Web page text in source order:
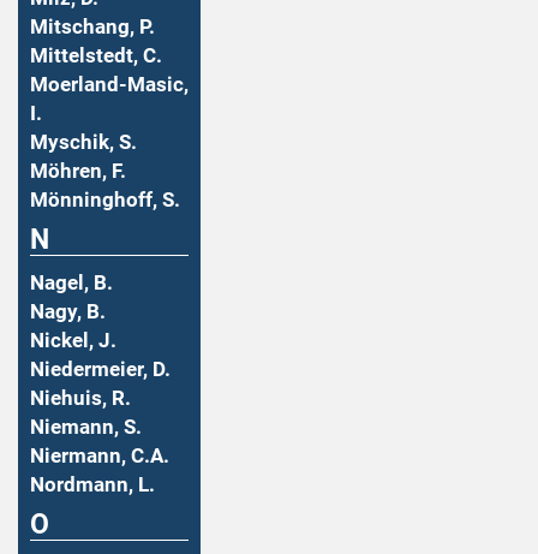
Mitschang, P.
Mittelstedt, C.
Moerland-Masic,
I.
Myschik, S.
Möhren, F.
Mönninghoff, S.
N
Nagel, B.
Nagy, B.
Nickel, J.
Niedermeier, D.
Niehuis, R.
Niemann, S.
Niermann, C.A.
Nordmann, L.
O